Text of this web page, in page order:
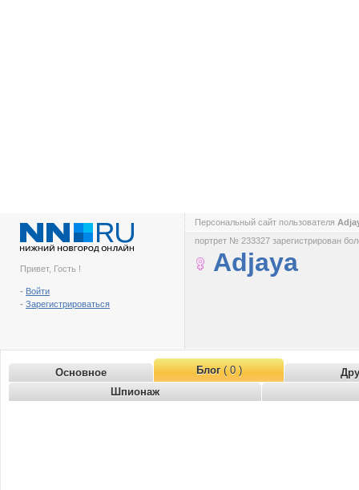
Привет, Гость !
- Войти
- Зарегистрироваться
Персональный сайт пользователя
портрет № 233327 зарегистрирован
Adjaya
Основное Блог( 0 )
Шпионаж